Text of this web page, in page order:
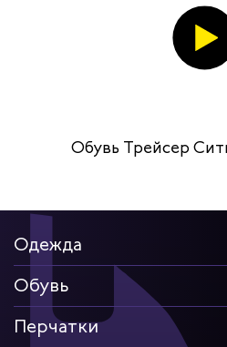
Обувь Трейсер
Одежда
Обувь
Перчатки